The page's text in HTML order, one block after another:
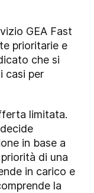
GEA Fast
prioritarie e
che si
casi per
limitata.
in base a
di una
in carico e
la